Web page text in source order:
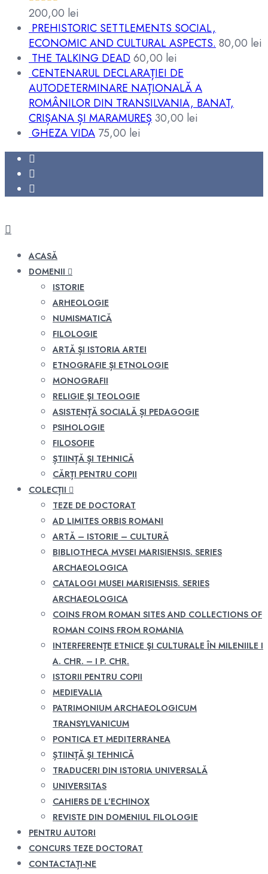
Evaluat la
5.00din 5
200,00 lei
PREHISTORIC SETTLEMENTS SOCIAL,
ECONOMIC AND CULTURAL ASPECTS.80,00 lei
THE TALKING DEAD60,00 lei
CENTENARUL DECLARAȚIEI DE
AUTODETERMINARE NAȚIONALĂ A
ROMÂNILOR DIN TRANSILVANIA, BANAT,
CRIȘANA ȘI MARAMUREȘ30,00 lei
GHEZA VIDA 75,00 lei
ACASĂ
DOMENII
ISTORIE
ARHEOLOGIE
NUMISMATICĂ
FILOLOGIE
ARTĂ ȘI ISTORIA ARTEI
ETNOGRAFIE ȘI ETNOLOGIE
MONOGRAFII
RELIGIE ŞI TEOLOGIE
ASISTENȚĂ SOCIALĂ ȘI PEDAGOGIE
PSIHOLOGIE
FILOSOFIE
ȘTIINȚĂ ȘI TEHNICĂ
CĂRȚI PENTRU COPII
COLECȚII
TEZE DE DOCTORAT
AD LIMITES ORBIS ROMANI
ARTĂ – ISTORIE – CULTURĂ
BIBLIOTHECA MVSEI MARISIENSIS. SERIES
ARCHAEOLOGICA
CATALOGI MUSEI MARISIENSIS. SERIES
ARCHAEOLOGICA
COINS FROM ROMAN SITES AND COLLECTIONS OF
ROMAN COINS FROM ROMANIA
INTERFERENŢE ETNICE ŞI CULTURALE ÎN MILENIILE I
A. CHR. – I P. CHR.
ISTORII PENTRU COPII
MEDIEVALIA
PATRIMONIUM ARCHAEOLOGICUM
TRANSYLVANICUM
PONTICA ET MEDITERRANEA
ȘTIINȚĂ ȘI TEHNICĂ
TRADUCERI DIN ISTORIA UNIVERSALĂ
UNIVERSITAS
CAHIERS DE L’ECHINOX
REVISTE DIN DOMENIUL FILOLOGIE
PENTRU AUTORI
CONCURS TEZE DOCTORAT
CONTACTAȚI-NE